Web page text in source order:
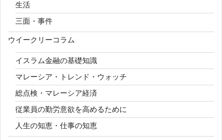
生活
三面・事件
ウイークリーコラム
イスラム金融の基礎知識
マレーシア・トレンド・ウォッチ
総点検・マレーシア経済
従業員の勤労意欲を高めるために
人生の知恵・仕事の知恵